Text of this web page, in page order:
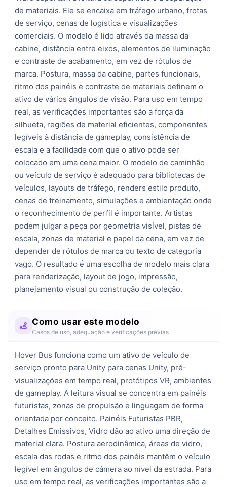
de materiais. Ele se encaixa em tráfego urbano, frotas
de serviço, cenas de logística e visualizações
comerciais. O modelo é lido através da massa da
cabine, distância entre eixos, elementos de iluminação
e contraste de acabamento, em vez de rótulos de
marca. Postura, massa da cabine, partes funcionais,
ritmo dos painéis e contraste de materiais definem o
ativo de vários ângulos de visão. Para uso em tempo
real, as verificações importantes são a força da
silhueta, regiões de material eficientes, componentes
legíveis à distância de gameplay, consistência de
escala e a facilidade com que o ativo pode ser
colocado em uma cena maior. O modelo de caminhão
ou veículo de serviço é adequado para bibliotecas de
veículos, layouts de tráfego, renders estilo produto,
cenas de treinamento, simulações e ambientação onde
o reconhecimento de perfil é importante. Artistas
podem julgar a peça por geometria visível, pistas de
escala, zonas de material e papel da cena, em vez de
depender de rótulos de marca ou texto de categoria
vago. O resultado é uma escolha de modelo mais clara
para renderização, layout de jogo, impressão,
planejamento visual ou construção de coleção.
Como usar este modelo
Casos de uso, adequação e verificações prévias
Hover Bus funciona como um ativo de veículo de
serviço pronto para Unity para cenas Unity, pré-
visualizações em tempo real, protótipos VR, ambientes
de gameplay. A leitura visual se concentra em painéis
futuristas, zonas de propulsão e linguagem de forma
orientada por conceito. Painéis Futuristas PBR,
Detalhes Emissivos, Vidro dão ao ativo uma direção de
material clara. Postura aerodinâmica, áreas de vidro,
escala das rodas e ritmo dos painéis mantêm o veículo
legível em ângulos de câmera ao nível da estrada. Para
uso em tempo real, as verificações importantes são a